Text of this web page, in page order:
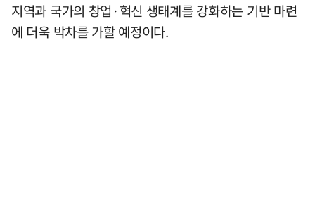
지역과 국가의 창업·혁신 생태계를 강화하는 기반 마련
에 더욱 박차를 가할 예정이다.